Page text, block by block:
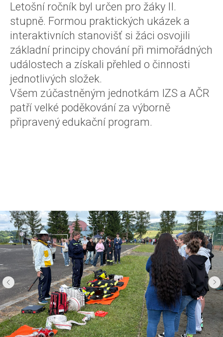
Letošní ročník byl určen pro žáky II.
stupně. Formou praktických ukázek a
interaktivních stanovišť si žáci osvojili
základní principy chování při mimořádných
událostech a získali přehled o činnosti
jednotlivých složek.
Všem zúčastněným jednotkám IZS a AČR
patří velké poděkování za výborně
připravený edukační program.